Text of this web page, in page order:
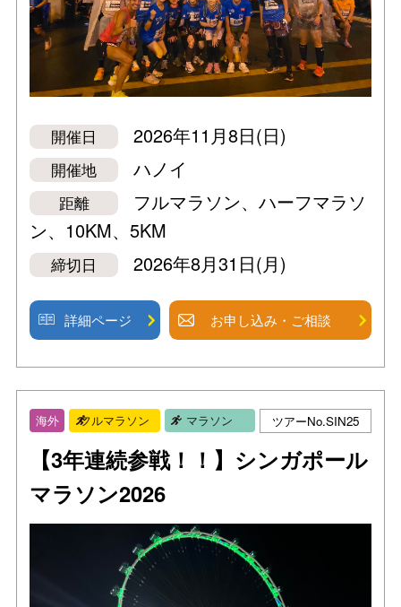
開催日 2026年11月8日(日)
開催地 ハノイ
距離
フルマラソン、ハーフマラソ
ン、10KM、5KM
締切日 2026年8月31日(月)
詳細ページ お申し込み・ご相談
海外 フルマラソン マラソン ツアーNo.SIN25
【3年連続参戦！！】シンガポール
マラソン2026